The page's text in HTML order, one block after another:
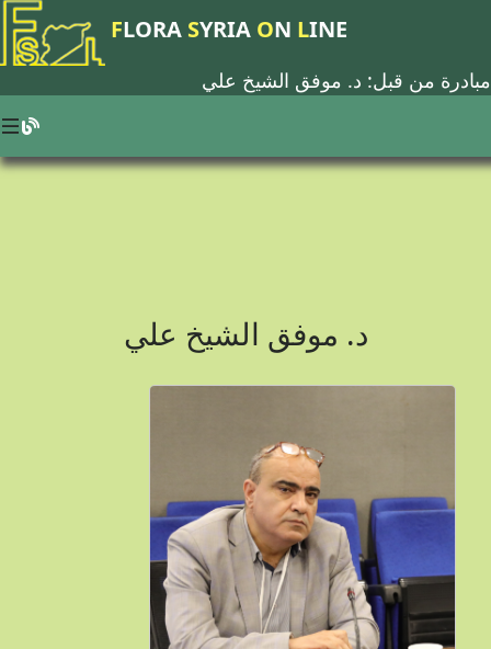
FLORA SYRIA ON LINE
مبادرة من قبل: د. موفق الشيخ علي
د. موفق الشيخ علي